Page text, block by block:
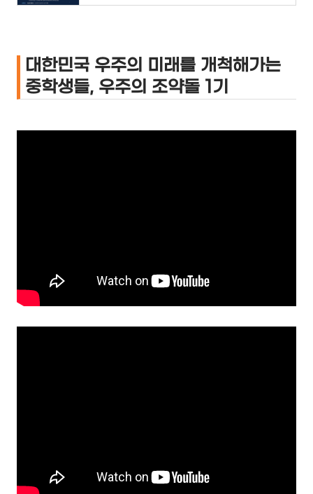
대한민국 우주의 미래를 개척해가는
중학생들, 우주의 조약돌 1기